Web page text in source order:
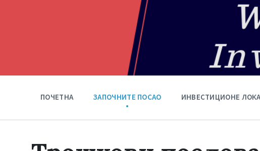
ПОЧЕТНА ЗАПОЧНИТЕ ПОСАО ИНВЕСТИЦИОНЕ